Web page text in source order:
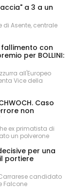
a 3 a un
Asente, centrale
fallimento con
per BOLLINI:
all'Europeo
Vice della
Caso
non
ex primatista di
un polverone
decisive per una
portiere
candidato
Falcone